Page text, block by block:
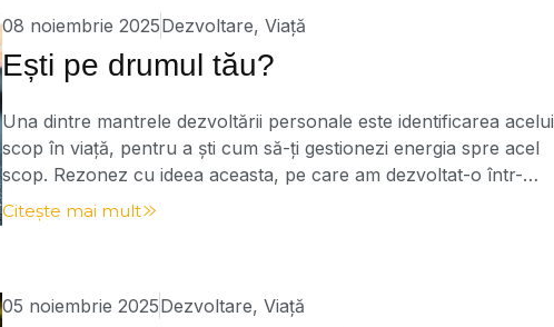
08 noiembrie 2025Dezvoltare, Viață
Ești pe drumul tău?
Una dintre mantrele dezvoltării personale este identificarea acelui
scop în viață, pentru a ști cum să-ți gestionezi energia spre acel
scop. Rezonez cu ideea aceasta, pe care am dezvoltat-o într-
una dintre cărțile mele, „Codul Secret al Succesului – Codul
JeDI”. Pe de altă parte, am subliniat și dificultatea de a identifica
Citește mai mult
05 noiembrie 2025Dezvoltare, Viață